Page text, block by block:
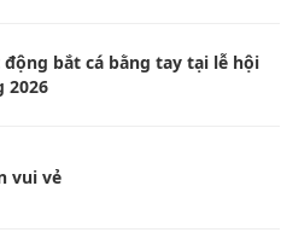
bắt cá bằng tay tại lễ hội
2026
vui vẻ